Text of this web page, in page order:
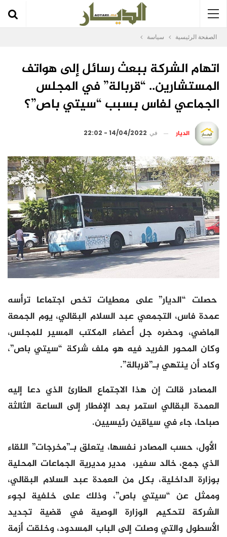
الصفحة الرئيسية سياسة
اتهام الشركة ببعث رسائل إلى هواتف
المستشارين.. “قربالة” في المجلس
الجماعي لفاس بسبب “سيتي باص”؟
الديار في 14/04/2022 - 22:02
حصلت “الديار” على معطيات تخص اجتماعا ترأسه
عمدة فاس، التجمعي عبد السلام البقالي، يوم الجمعة
الماضي، وحضره جل أعضاء المكتب المسير للمجلس،
وكان المحور الفريد فيه هو ملف شركة “سيتي باص”،
وكاد أن ينتهي بـ”قربالة”.
المصادر قالت إن هذا الاجتماع الطارئ الذي دعا إليه
العمدة البقالي استمر بعد الإفطار إلى الساعة الثالثة
صباحا، جاء في سياقين رئيسيين.
الأول، حسب المصادر نفسها، يتعلق بـ”مخرجات” اللقاء
الذي جمع، خالد سفير، مدير مديرية الجماعات المحلية
بوزارة الداخلية، بكل من العمدة عبد السلام البقالي،
وممثل عن “سيتي باص”، وذلك على خلفية لجوء
الشركة لتحكيم الوزارة الوصية في قضية تجديد
الأسطول والتي وصلت إلى الباب المسدود، وخلقت أزمة